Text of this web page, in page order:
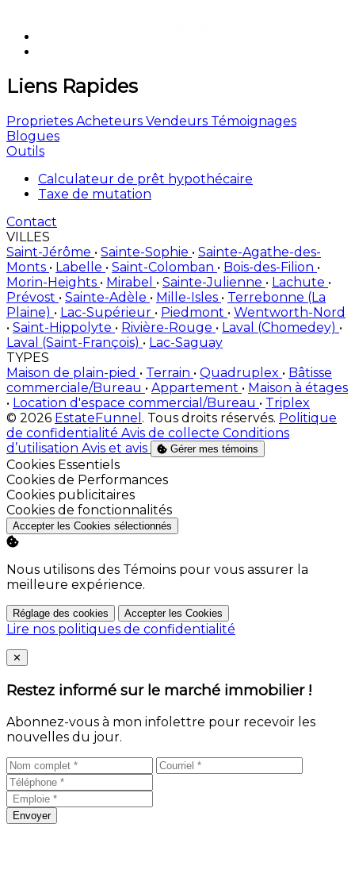
Liens Rapides
Proprietes Acheteurs Vendeurs Témoignages
Blogues
Outils
Calculateur de prêt hypothécaire
Taxe de mutation
Contact
VILLES
Saint-Jérôme • Sainte-Sophie • Sainte-Agathe-des-
Monts • Labelle • Saint-Colomban • Bois-des-Filion •
Morin-Heights • Mirabel • Sainte-Julienne • Lachute •
Prévost • Sainte-Adèle • Mille-Isles • Terrebonne (La
Plaine) • Lac-Supérieur • Piedmont • Wentworth-Nord
• Saint-Hippolyte • Rivière-Rouge • Laval (Chomedey) •
Laval (Saint-François) • Lac-Saguay
TYPES
Maison de plain-pied • Terrain • Quadruplex • Bâtisse
commerciale/Bureau • Appartement • Maison à étages
• Location d'espace commercial/Bureau • Triplex
© 2026 EstateFunnel . Tous droits réservés. Politique
de confidentialité Avis de collecte Conditions
d’utilisation Avis et avis Gérer mes témoins
Activer
Cookies Essentiels
Activer
Cookies de Performances
Activer
Cookies publicitaires
Activer
Cookies de fonctionnalités
Accepter les Cookies sélectionnés
Nous utilisons des Témoins pour vous assurer la
meilleure expérience.
Réglage des cookies Accepter les Cookies
Lire nos politiques de confidentialité
Close
✕
Restez informé sur le marché immobilier !
Abonnez-vous à mon infolettre pour recevoir les
nouvelles du jour.
Envoyer